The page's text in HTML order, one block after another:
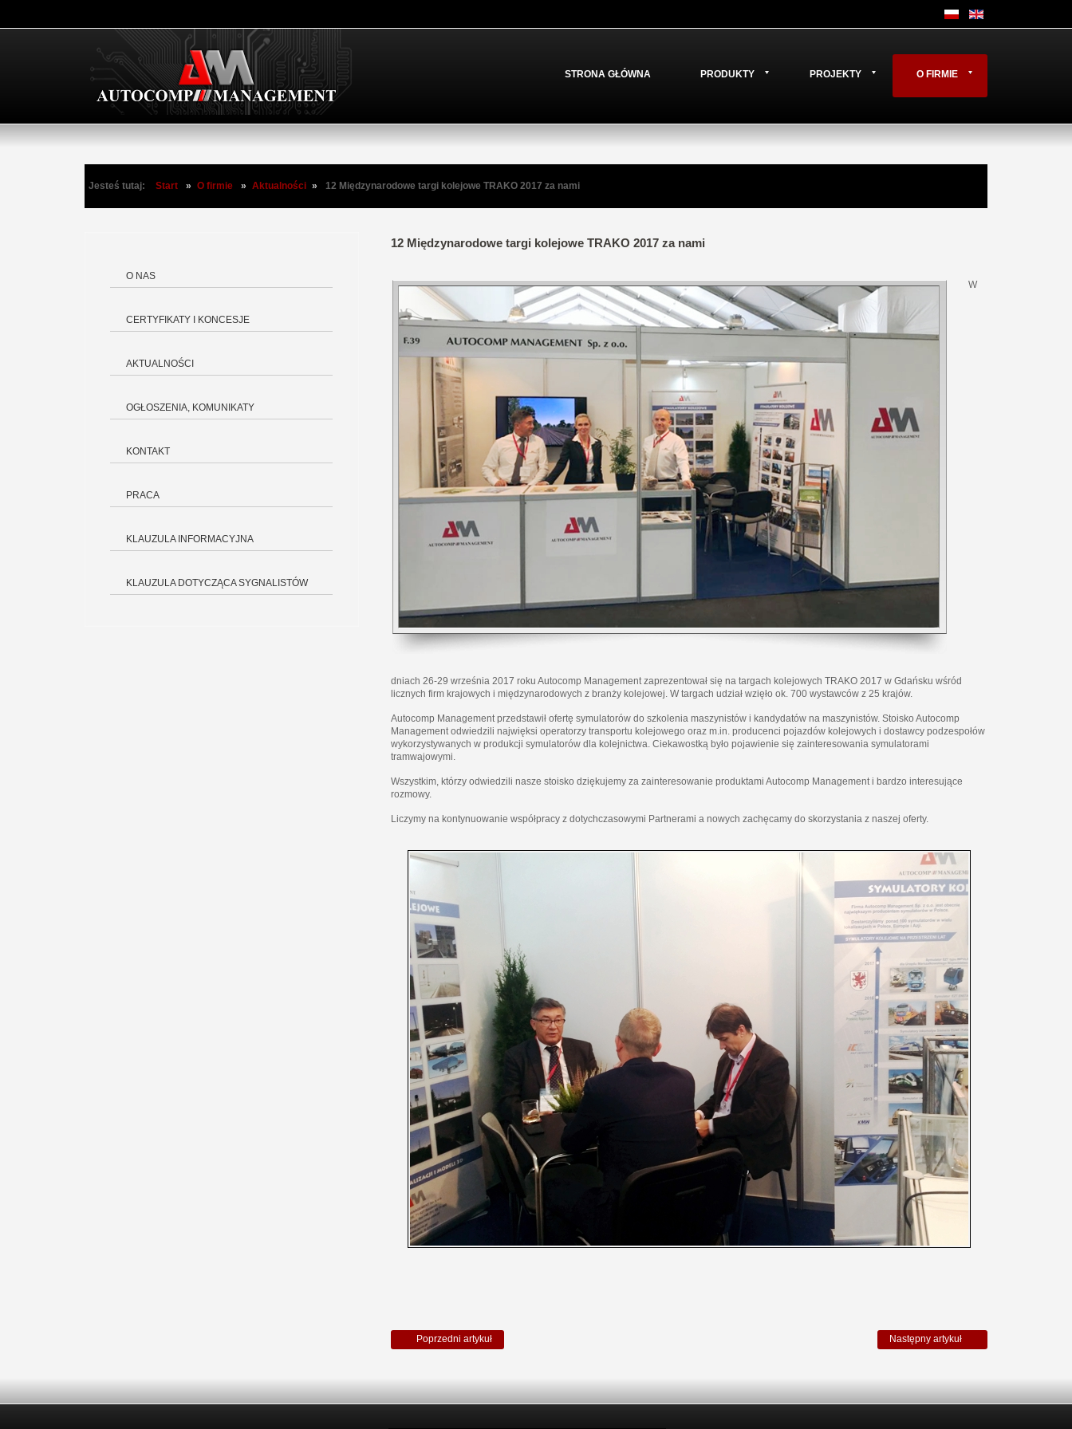
STRONA GŁÓWNA PRODUKTY PROJEKTY O FIRMIE
Jesteś tutaj: Start » O firmie » Aktualności » 12 Międzynarodowe targi kolejowe TRAKO 2017 za nami
O NAS
CERTYFIKATY I KONCESJE
AKTUALNOŚCI
OGŁOSZENIA, KOMUNIKATY
KONTAKT
PRACA
KLAUZULA INFORMACYJNA
KLAUZULA DOTYCZĄCA SYGNALISTÓW
12 Międzynarodowe targi kolejowe TRAKO 2017 za nami
W
dniach 26-29 września 2017 roku Autocomp Management zaprezentował się na targach kolejowych TRAKO 2017 w Gdańsku wśród
licznych firm krajowych i międzynarodowych z branży kolejowej. W targach udział wzięło ok. 700 wystawców z 25 krajów.
Autocomp Management przedstawił ofertę symulatorów do szkolenia maszynistów i kandydatów na maszynistów. Stoisko Autocomp
Management odwiedzili najwięksi operatorzy transportu kolejowego oraz m.in. producenci pojazdów kolejowych i dostawcy podzespołów
wykorzystywanych w produkcji symulatorów dla kolejnictwa. Ciekawostką było pojawienie się zainteresowania symulatorami
tramwajowymi.
Wszystkim, którzy odwiedzili nasze stoisko dziękujemy za zainteresowanie produktami Autocomp Management i bardzo interesujące
rozmowy.
Liczymy na kontynuowanie współpracy z dotychczasowymi Partnerami a nowych zachęcamy do skorzystania z naszej oferty.
Poprzedni artykuł Następny artykuł